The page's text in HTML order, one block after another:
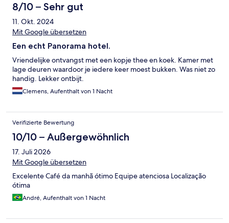
8/10 – Sehr gut
11. Okt. 2024
Mit Google übersetzen
Een echt Panorama hotel.
Vriendelijke ontvangst met een kopje thee en koek. Kamer met
lage deuren waardoor je iedere keer moest bukken. Was niet zo
handig. Lekker ontbijt.
Clemens, Aufenthalt von 1 Nacht
Verifizierte Bewertung
10/10 – Außergewöhnlich
17. Juli 2026
Mit Google übersetzen
Excelente Café da manhã ótimo Equipe atenciosa Localização
ótima
André, Aufenthalt von 1 Nacht